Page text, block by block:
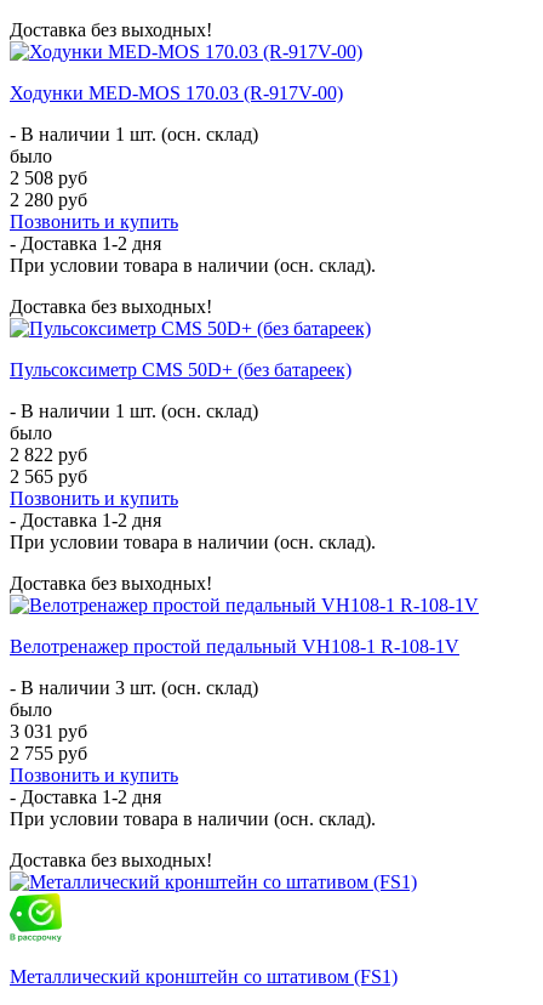
Доставка без выходных!
Ходунки MED-MOS 170.03 (R-917V-00)
- В наличии 1 шт. (осн. склад)
было
2 508 руб
2 280 руб
Позвонить и купить
- Доставка 1-2 дня
При условии товара в наличии (осн. склад).
Доставка без выходных!
Пульсоксиметр CMS 50D+ (без батареек)
- В наличии 1 шт. (осн. склад)
было
2 822 руб
2 565 руб
Позвонить и купить
- Доставка 1-2 дня
При условии товара в наличии (осн. склад).
Доставка без выходных!
Велотренажер простой педальный VH108-1 R-108-1V
- В наличии 3 шт. (осн. склад)
было
3 031 руб
2 755 руб
Позвонить и купить
- Доставка 1-2 дня
При условии товара в наличии (осн. склад).
Доставка без выходных!
Металлический кронштейн со штативом (FS1)